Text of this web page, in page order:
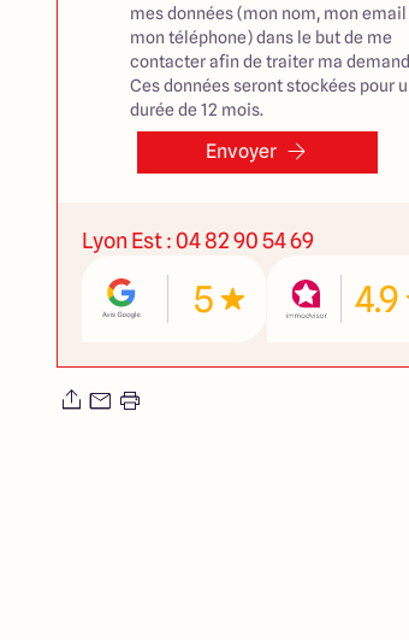
mes données (mon nom, mon
mon téléphone) dans le but de me
contacter afin de traiter ma
Ces données seront stockées pour
durée de 12 mois.
Envoyer
Lyon Est : 04 82 90 54 69
5 4.9